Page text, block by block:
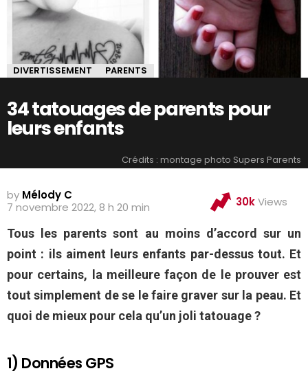
DIVERTISSEMENT PARENTS
34 tatouages de parents pour
leurs enfants
Crédits : montage photo Supers Parents
by Mélody C
7 novembre 2022, 8 h 20 min
30kViews
Tous les parents sont au moins d’accord sur un
point : ils aiment leurs enfants par-dessus tout. Et
pour certains, la meilleure façon de le prouver est
tout simplement de se le faire graver sur la peau. Et
quoi de mieux pour cela qu’un joli tatouage ?
1) Données GPS